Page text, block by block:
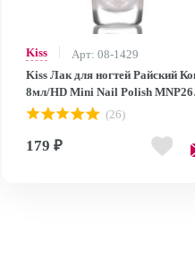
Kiss
Арт: 08-1429
Kiss Лак для ногтей Райский
8мл/HD Mini Nail Polish MNP26
MNP26
(26)
179 ₽